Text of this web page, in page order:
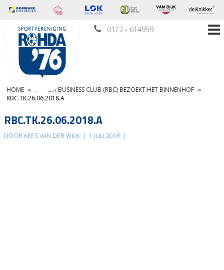
0172 - 614959
HOME » ROHDA BUSINESS CLUB (RBC) BEZOEKT HET BINNENHOF »
RBC.TK.26.06.2018.A
RBC.TK.26.06.2018.A
DOOR KEES VAN DER WILK | 1 JULI 2018 |